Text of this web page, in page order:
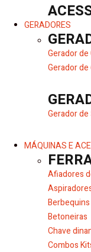
GERADORES
Gerador de
Gerador de
Gerador de
MÁQUINAS E
Afiadores
Berbequins
Betoneiras
Chave
Combos